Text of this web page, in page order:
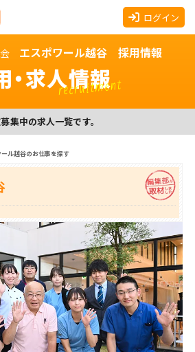
ログイン
エスポワール越谷 採用情報
・求人情報
recruitment
集中の求人一覧です。
ル越谷のお仕事を探す